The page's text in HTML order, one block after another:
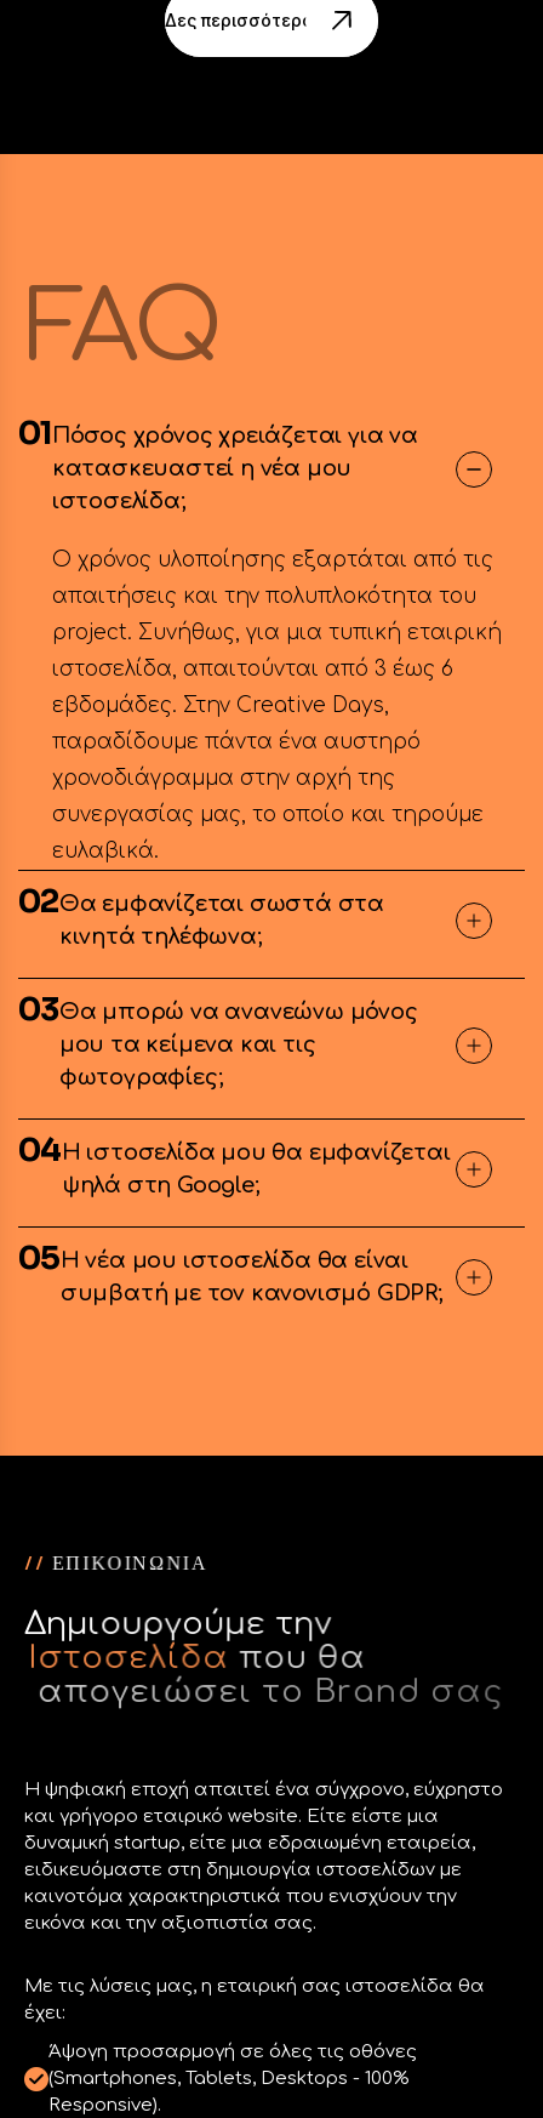
Δες περισσότερα Project
FAQ
01Πόσος χρόνος χρειάζεται για να
κατασκευαστεί η νέα μου
ιστοσελίδα;
Ο χρόνος υλοποίησης εξαρτάται από τις
απαιτήσεις και την πολυπλοκότητα του
project. Συνήθως, για μια τυπική εταιρική
ιστοσελίδα, απαιτούνται από 3 έως 6
εβδομάδες. Στην Creative Days,
παραδίδουμε πάντα ένα αυστηρό
χρονοδιάγραμμα στην αρχή της
συνεργασίας μας, το οποίο και τηρούμε
ευλαβικά.
02Θα εμφανίζεται σωστά στα
κινητά τηλέφωνα;
03Θα μπορώ να ανανεώνω μόνος
μου τα κείμενα και τις
φωτογραφίες;
04Η ιστοσελίδα μου θα εμφανίζεται
ψηλά στη Google;
05Η νέα μου ιστοσελίδα θα είναι
συμβατή με τον κανονισμό GDPR;
// ΕΠΙΚΟΙΝΩΝΙΑ
Δημιουργούμε την
Ιστοσελίδα που θα
απογειώσει τ ο B rand σ ας
Η ψηφιακή εποχή απαιτεί ένα σύγχρονο, εύχρηστο
και γρήγορο εταιρικό website. Είτε είστε μια
δυναμική startup, είτε μια εδραιωμένη εταιρεία,
ειδικευόμαστε στη δημιουργία ιστοσελίδων με
καινοτόμα χαρακτηριστικά που ενισχύουν την
εικόνα και την αξιοπιστία σας.
Με τις λύσεις μας, η εταιρική σας ιστοσελίδα θα
έχει:
Άψογη προσαρμογή σε όλες τις οθόνες
(Smartphones, Tablets, Desktops - 100%
Responsive).